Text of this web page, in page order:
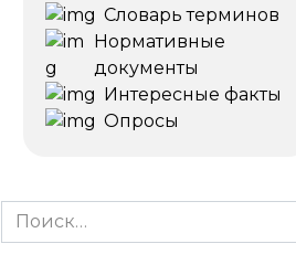
Словарь терминов
Нормативные
документы
Интересные факты
Опросы
Search
for: